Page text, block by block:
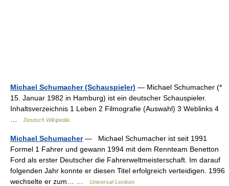
Michael Schumacher (Schauspieler) — Michael Schumacher (*
15. Januar 1982 in Hamburg) ist ein deutscher Schauspieler.
Inhaltsverzeichnis 1 Leben 2 Filmografie (Auswahl) 3 Weblinks 4
Deutsch Wikipedia
Michael Schumacher— Michael Schumacher ist seit 1991
Formel 1 Fahrer und gewann 1994 mit dem Rennteam Benetton
Ford als erster Deutscher die Fahrerweltmeisterschaft. Im darauf
folgenden Jahr konnte er diesen Titel erfolgreich verteidigen. 1996
wechselte er zum… …
Universal-Lexikon